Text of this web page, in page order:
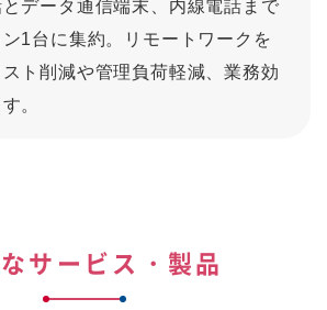
データ通信端末、内線電話まで
1台に集約。リモートワークを
ト削減や管理負荷軽減、業務効
。
サービス・製品